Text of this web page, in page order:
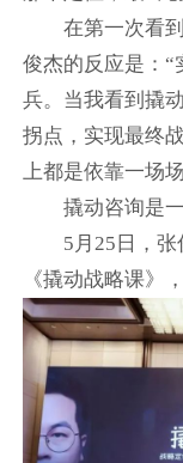
在第一次看到
俊杰的反应是：“
兵。当我看到撬
拐点，实现最终
上都是依靠一场
撬动咨询是一
5月25日，张
《撬动战略课》